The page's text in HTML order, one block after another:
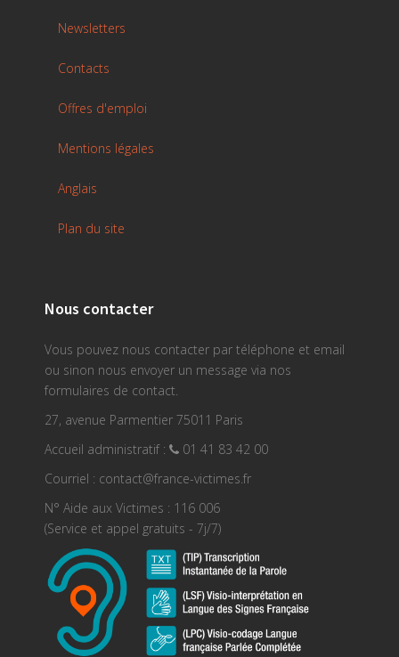
Newsletters
Contacts
Offres d'emploi
Mentions légales
Anglais
Plan du site
Nous contacter
Vous pouvez nous contacter par téléphone et email
ou sinon nous envoyer un message via nos
formulaires de contact.
27, avenue Parmentier 75011 Paris
Accueil administratif :
01 41 83 42 00
Courriel : contact@france-victimes.fr
N° Aide aux Victimes : 116 006
(Service et appel gratuits - 7j/7)